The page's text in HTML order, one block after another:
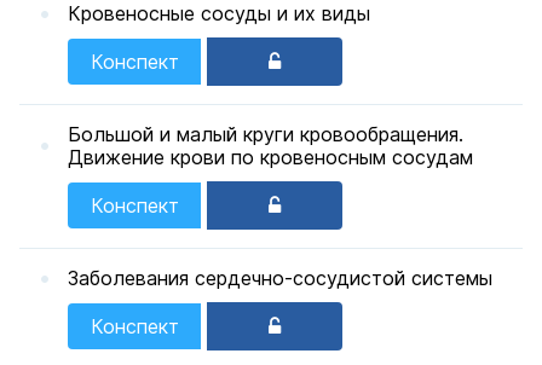
Кровеносные сосуды и их виды
Конспект
Большой и малый круги кровообращения.
Движение крови по кровеносным сосудам
Конспект
Заболевания сердечно-сосудистой системы
Конспект